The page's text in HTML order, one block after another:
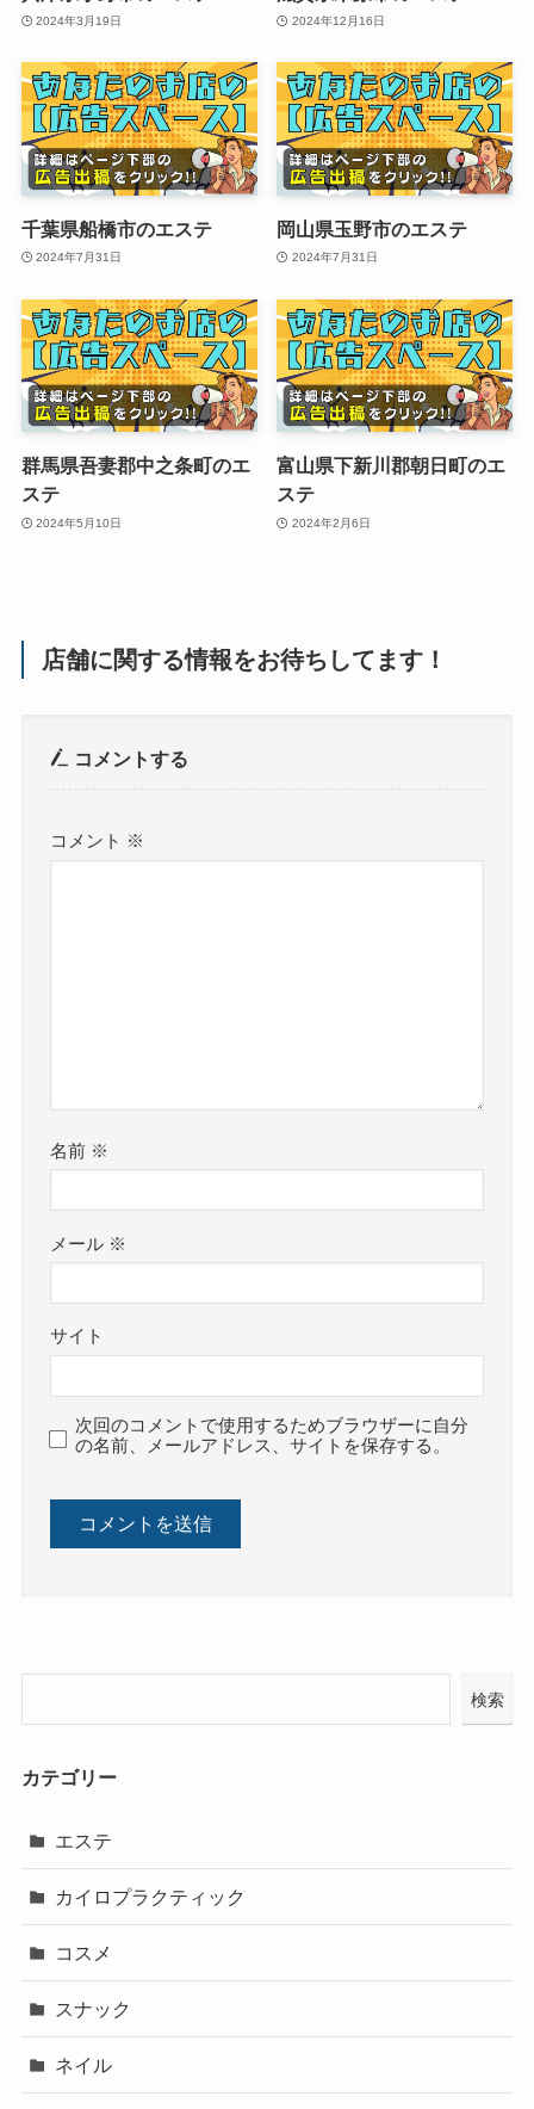
2024年3月19日 2024年12月16日
千葉県船橋市のエステ
2024年7月31日
岡山県玉野市のエステ
2024年7月31日
群馬県吾妻郡中之条町のエ
ステ
2024年5月10日
富山県下新川郡朝日町のエ
ステ
2024年2月6日
店舗に関する情報をお待ちしてます！
コメントする
コメント ※
名前 ※
メール ※
サイト
次回のコメントで使用するためブラウザーに自分
の名前、メールアドレス、サイトを保存する。
検索
カテゴリー
エステ
カイロプラクティック
コスメ
スナック
ネイル